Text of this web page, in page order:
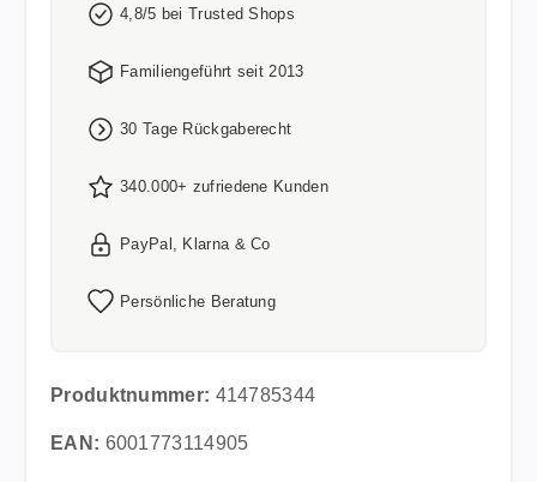
4,8/5 bei Trusted Shops
Familiengeführt seit 2013
30 Tage Rückgaberecht
340.000+ zufriedene Kunden
PayPal, Klarna & Co
Persönliche Beratung
Produktnummer: 414785344
EAN: 6001773114905